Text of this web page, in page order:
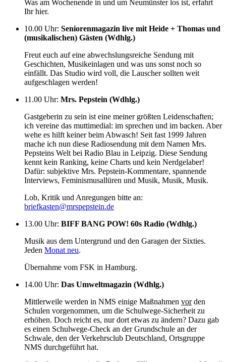
Was am Wochenende in und um Neumünster los ist, erfahrt
Ihr hier.
10.00 Uhr: Seniorenmagazin live mit Heide + Thomas und
(musikalischen) Gästen (Wdhlg.)
Freut euch auf eine abwechslungsreiche Sendung mit
Geschichten, Musikeinlagen und was uns sonst noch so
einfällt. Das Studio wird voll, die Lauscher sollten weit
aufgeschlagen werden!
11.00 Uhr: Mrs. Pepstein (Wdhlg.)
Gastgeberin zu sein ist eine meiner größten Leidenschaften;
ich vereine das muttimedial: im sprechen und im backen. Aber
wehe es hilft keiner beim Abwasch! Seit fast 1999 Jahren
mache ich nun diese Radiosendung mit dem Namen Mrs.
Pepsteins Welt bei Radio Blau in Leipzig. Diese Sendung
kennt kein Ranking, keine Charts und kein Nerdgelaber!
Dafür: subjektive Mrs. Pepstein-Kommentare, spannende
Interviews, Feminismusallüren und Musik, Musik, Musik.
Lob, Kritik und Anregungen bitte an:
briefkasten@mrspepstein.de
13.00 Uhr: BIFF BANG POW! 60s Radio (Wdhlg.)
Musik aus dem Untergrund und den Garagen der Sixties.
Jeden Monat neu.
Übernahme vom FSK in Hamburg.
14.00 Uhr: Das Umweltmagazin (Wdhlg.)
Mittlerweile werden in NMS einige Maßnahmen vorden
Schulen vorgenommen, um die Schulwege-Sicherheit zu
erhöhen. Doch reicht es, nur dort etwas zu ändern? Dazu gab
es einen Schulwege-Check an der Grundschule an der
Schwale, den der Verkehrsclub Deutschland, Ortsgruppe
NMS durchgeführt hat.